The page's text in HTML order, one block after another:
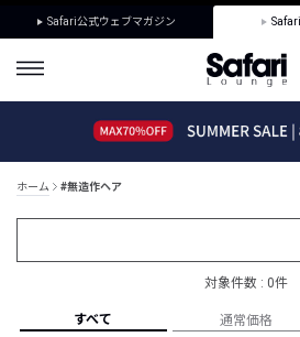
Safari公式ウェブマガジン
ホーム #無造作ヘア
対象件数 : 0件
すべて 通常価格